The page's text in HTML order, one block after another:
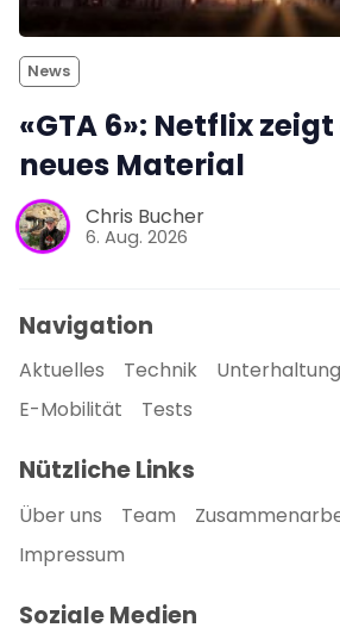
News
«GTA 6»: Netflix
neues Material
Chris Bucher
6. Aug. 2026
Navigation
Aktuelles Technik Unterhaltung
E-Mobilität
Tests
Nützliche Links
Über uns Team
Impressum
Soziale Medien